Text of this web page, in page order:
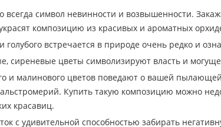
всегда символ невинности и возвышенности.
композицию из красивых и ароматных
голубого встречается в природе очень редко и
сиреневые цветы символизируют власть и
и малинового цветов поведают о вашей
Купить такую композицию можно
красавиц.
с удивительной способностью забирать